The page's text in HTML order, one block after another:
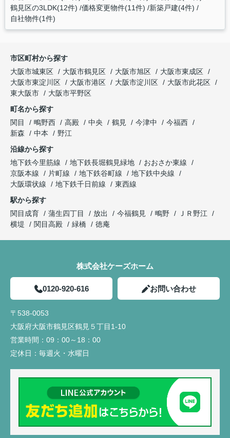
鶴見区の3LDK(12件) 価格変更物件(11件) 新築戸建(4件)
自社物件(1件)
市区町村から探す
大阪市城東区
大阪市鶴見区 大阪市旭区
大阪市東成区
大阪市東淀川区
大阪市港区 大阪市淀川区
大阪市此花区
東大阪市
大阪市平野区
町名から探す
関目
鴫野西 高殿 中央 鶴見 今津中
今福西
新森
中本
野江
沿線から探す
地下鉄今里筋線
地下鉄長堀鶴見緑地
おおさか東線
京阪本線
片町線 地下鉄谷町線
地下鉄中央線
大阪環状線
地下鉄千日前線
東西線
駅から探す
関目成育
蒲生四丁目 放出 今福鶴見 鴫野
ＪＲ野江
横堤
関目高殿 緑橋 徳庵
株式会社ケーズホーム
0120-920-616 お問い合わせ
〒538-0053
大阪府大阪市鶴見区鶴見５丁目1-10
営業時間： 09：00～18：00
定休日： 毎週火・水曜日